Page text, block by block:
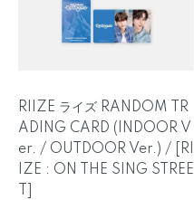
RIIZE ライズ RANDOM TR
ADING CARD (INDOOR V
er. / OUTDOOR Ver.) / [RI
IZE : ON THE SING STREE